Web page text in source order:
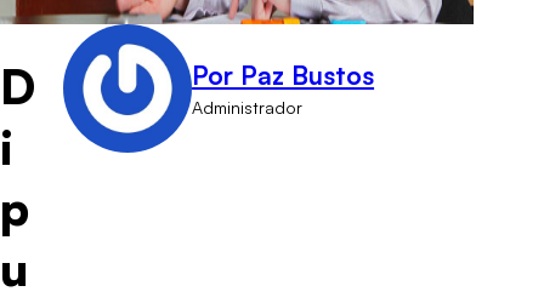
D
i
p
u
Por Paz Bustos
Administrador